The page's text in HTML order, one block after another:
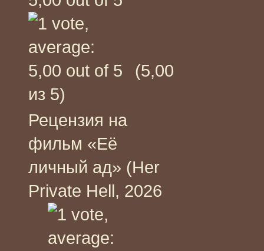
(5,00
из 5)
Рецензия на
фильм «Её
личный ад» (Her
Private Hell, 2026